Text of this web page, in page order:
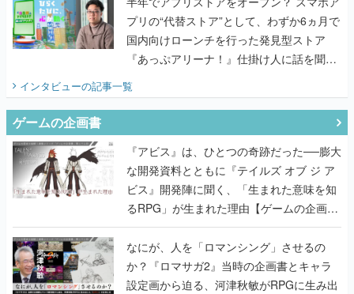
プリの“代替ストア”として、わずか6ヵ月で
国内向けローンチを行った発見型ストア
『あっぷアリーナ！』仕掛け人に話を聞い
てみた
インタビューの記事一覧
ゲームの企画書
『アビス』は、ひとつの奇跡だった──膨大
な開発資料とともに『テイルズ オブ ジ ア
ビス』開発陣に聞く、「生まれた意味を知
るRPG」が生まれた理由【ゲームの企画
書】
なにが、人を「ロマンシング」させるの
か？『ロマサガ2』当時の企画書とキャラ
設定画から迫る、河津秋敏がRPGに生み出